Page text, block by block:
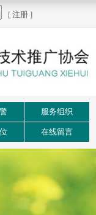
[ 注册 ]
服务组织
在线留言